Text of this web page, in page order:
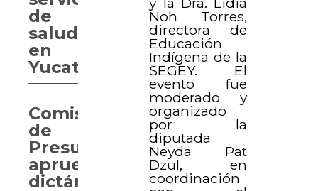
Noh Torres,
directora de
Educación
Indígena de la
SEGEY. El
evento fue
moderado y
organizado
por la
diputada
Neyda Pat
Dzul, en
coordinación
de
salud
en
Yucatán
Comisión
de
Presupuesto
aprueba
dictámenes